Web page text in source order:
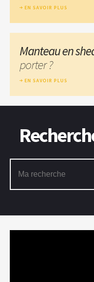
EN SAVOIR PLUS
Manteau en
porter ?
EN SAVOIR PLUS